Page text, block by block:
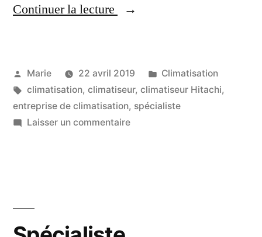
Continuer la lecture
« Votre
Hitachi
en
Martinique »
Publié
par
Marie 22 avril 2019
Publié
dans
Climatisation
Étiquettes :
climatisation, climatiseur, climatiseur Hitachi,
entreprise de climatisation, spécialiste
Laisser un commentairesur